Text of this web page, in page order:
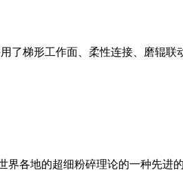
了梯形工作面、柔性连接、磨辊
各地的超细粉碎理论的一种先进